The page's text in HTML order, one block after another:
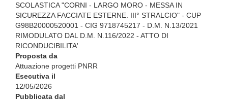
SCOLASTICA "CORNI - LARGO MORO - MESSA IN
SICUREZZA FACCIATE ESTERNE. III° STRALCIO" - CUP
G98B20000520001 - CIG 9718745217 - D.M. N.13/2021
RIMODULATO DAL D.M. N.116/2022 - ATTO DI
RICONDUCIBILITA'
Proposta da
Attuazione progetti PNRR
Esecutiva il
12/05/2026
Pubblicata dal